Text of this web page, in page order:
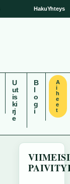
HakuYhteys
U
ut
is
ki
rj
e
B
l
o
g
i
A
i
h
e
e
t